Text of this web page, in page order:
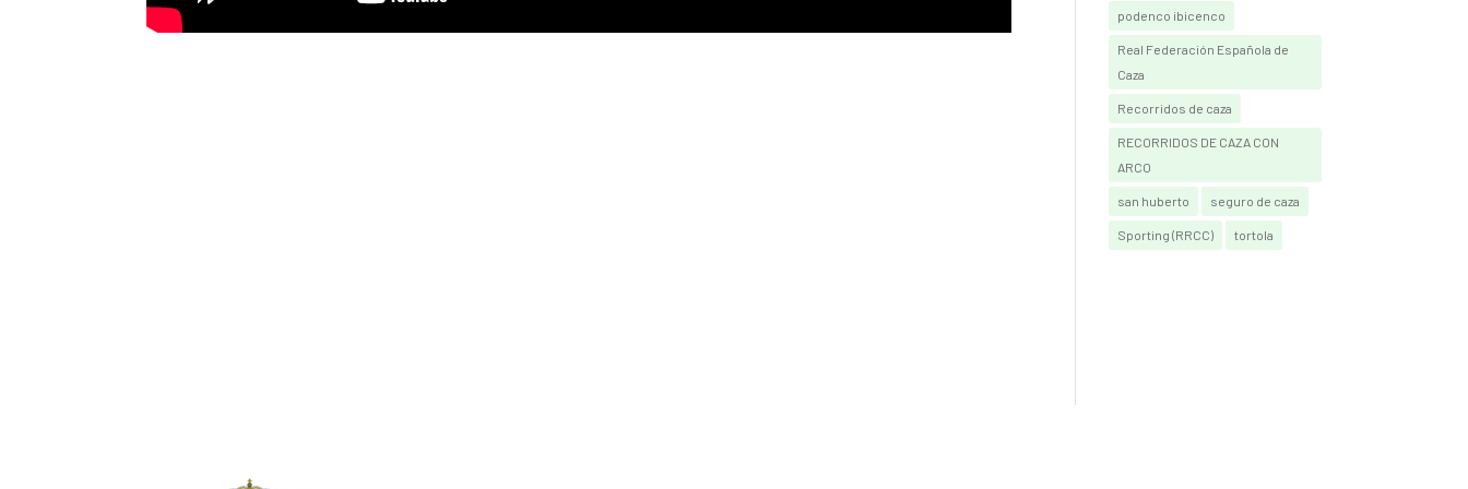
podenco ibicenco
Real Federación Española de
Caza
Recorridos de caza
RECORRIDOS DE CAZA CON
ARCO
san huberto seguro de caza
Sporting (RRCC) tortola